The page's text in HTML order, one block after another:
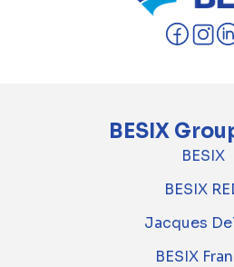
BESIX
BESIX
BESIX
Jacques
BESIX